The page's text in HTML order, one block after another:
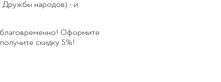
народов) - и
Оформите
скидку 5%!